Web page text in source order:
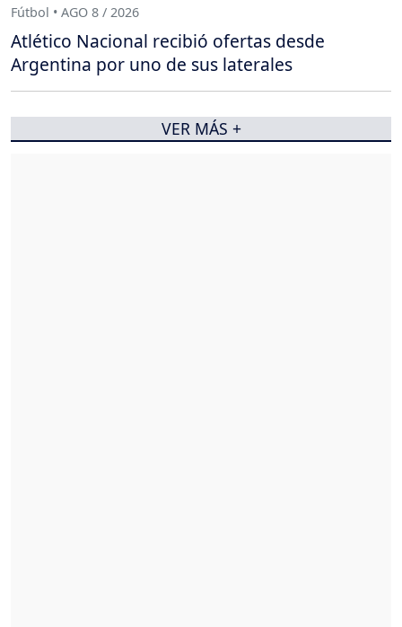
Fútbol • AGO 8 / 2026
Atlético Nacional recibió ofertas desde
Argentina por uno de sus laterales
VER MÁS +